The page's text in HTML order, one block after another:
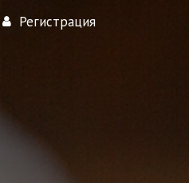
Регистрация